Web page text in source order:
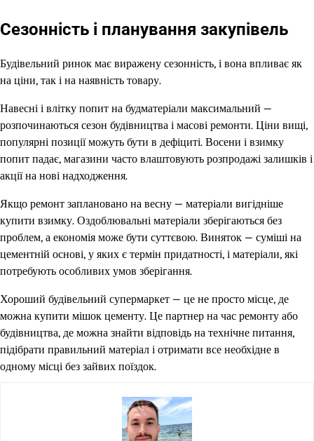
Сезонність і планування закупівель
Будівельний ринок має виражену сезонність, і вона впливає як
на ціни, так і на наявність товару.
Навесні і влітку попит на будматеріали максимальний —
розпочинаються сезон будівництва і масові ремонти. Ціни вищі,
популярні позиції можуть бути в дефіциті. Восени і взимку
попит падає, магазини часто влаштовують розпродажі залишків і
акції на нові надходження.
Якщо ремонт заплановано на весну — матеріали вигідніше
купити взимку. Оздоблювальні матеріали зберігаються без
проблем, а економія може бути суттєвою. Виняток — суміші на
цементній основі, у яких є термін придатності, і матеріали, які
потребують особливих умов зберігання.
Хороший будівельний супермаркет — це не просто місце, де
можна купити мішок цементу. Це партнер на час ремонту або
будівництва, де можна знайти відповідь на технічне питання,
підібрати правильний матеріал і отримати все необхідне в
одному місці без зайвих поїздок.